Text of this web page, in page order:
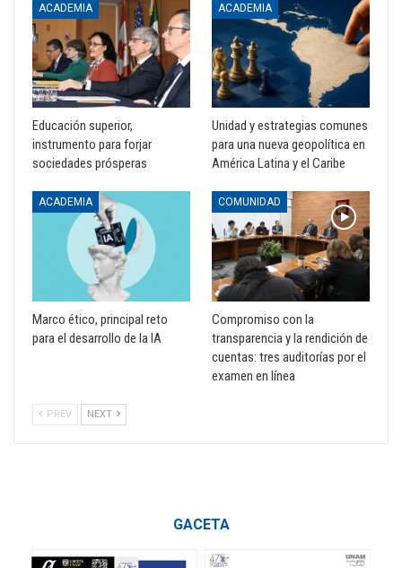
ACADEMIA
Educación superior,
instrumento para forjar
sociedades prósperas
ACADEMIA
Unidad y estrategias comunes
para una nueva geopolítica en
América Latina y el Caribe
ACADEMIA
Marco ético, principal reto
para el desarrollo de la IA
COMUNIDAD
Compromiso con la
transparencia y la rendición de
cuentas: tres auditorías por el
examen en línea
PREV NEXT
GACETA